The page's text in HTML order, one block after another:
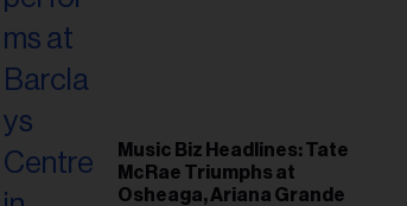
Music Biz Headlines: Tate
McRae Triumphs at
Osheaga, Ariana Grande